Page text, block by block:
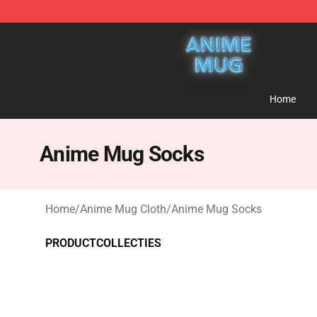
Anime Mug Shop - The Best Store of Anime Mug
Home
Anime Mug Socks
Home/Anime Mug Cloth/Anime Mug Socks
PRODUCTCOLLECTIES